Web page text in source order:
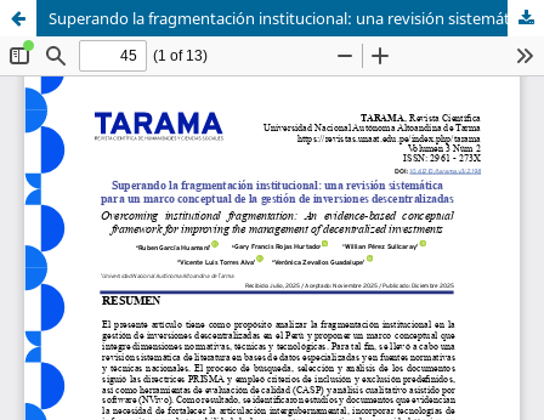
Superando la fragmentación institucional: una revisión sistemática para un marco conceptual de la gestión de inversiones descentralizadas